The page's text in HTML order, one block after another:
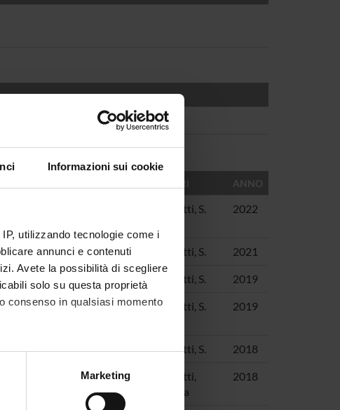
Informazioni sui cookie
utilizzando tecnologie come i
annunci e contenuti
Avete la possibilità di scegliere
solo su questa proprietà
consenso in qualsiasi momento
qualche metro,Marketing
ANNO
italiani di tradizione tra
Brunetti, S. 2022
per Radio Tre Brunetti, S. 2021
Brunetti, S. 2019
di Enrico IV nella lettura
Brunetti, S. 2019
di Antonio Latella Brunetti, S. 2018
scène van "Lucifer" (1999)
Brunetti,
Simona
2018